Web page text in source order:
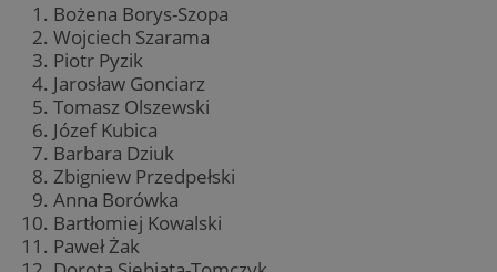
Bożena Borys-Szopa
Wojciech Szarama
Piotr Pyzik
Jarosław Gonciarz
Tomasz Olszewski
Józef Kubica
Barbara Dziuk
Zbigniew Przedpełski
Anna Borówka
Bartłomiej Kowalski
Paweł Żak